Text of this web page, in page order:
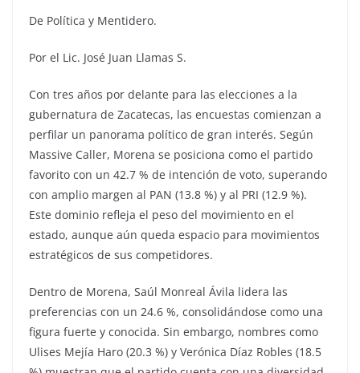
De Política y Mentidero.
Por el Lic. José Juan Llamas S.
Con tres años por delante para las elecciones a la
gubernatura de Zacatecas, las encuestas comienzan a
perfilar un panorama político de gran interés. Según
Massive Caller, Morena se posiciona como el partido
favorito con un 42.7 % de intención de voto, superando
con amplio margen al PAN (13.8 %) y al PRI (12.9 %).
Este dominio refleja el peso del movimiento en el
estado, aunque aún queda espacio para movimientos
estratégicos de sus competidores.
Dentro de Morena, Saúl Monreal Ávila lidera las
preferencias con un 24.6 %, consolidándose como una
figura fuerte y conocida. Sin embargo, nombres como
Ulises Mejía Haro (20.3 %) y Verónica Díaz Robles (18.5